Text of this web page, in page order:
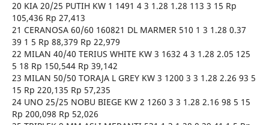
20 KIA 20/25 PUTIH KW 1 1491 4 3 1.28 1.28 113 3 15 Rp
105,436 Rp 27,413
21 CERANOSA 60/60 160821 DL MARMER 510 1 3 1.28 0.37
39 1 5 Rp 88,379 Rp 22,979
22 MILAN 40/40 TERIUS WHITE KW 3 1632 4 3 1.28 2.05 125
5 18 Rp 150,544 Rp 39,142
23 MILAN 50/50 TORAJA L GREY KW 3 1200 3 3 1.28 2.26 93 5
15 Rp 220,135 Rp 57,235
24 UNO 25/25 NOBU BIEGE KW 2 1260 3 3 1.28 2.16 98 5 15
Rp 200,098 Rp 52,026